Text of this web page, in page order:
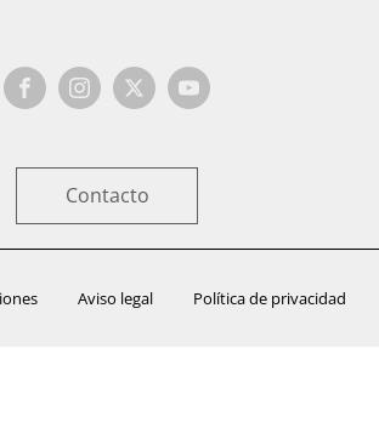
Contacto
Aviso legal Política de privacidad